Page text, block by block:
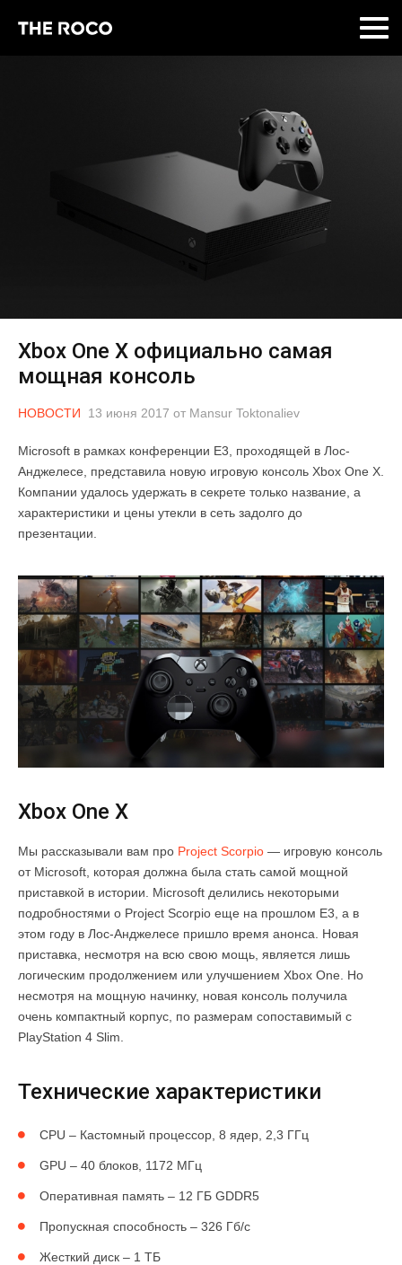
Xbox One X официально самая
мощная консоль
НОВОСТИ 13 июня 2017 от Mansur Toktonaliev
Microsoft в рамках конференции Е3, проходящей в Лос-
Анджелесе, представила новую игровую консоль Xbox One X.
Компании удалось удержать в секрете только название, а
характеристики и цены утекли в сеть задолго до
презентации.
Xbox One X
Мы рассказывали вам про Project Scorpio — игровую консоль
от Microsoft, которая должна была стать самой мощной
приставкой в истории. Microsoft делились некоторыми
подробностями о Project Scorpio еще на прошлом E3, а в
этом году в Лос-Анджелесе пришло время анонса. Новая
приставка, несмотря на всю свою мощь, является лишь
логическим продолжением или улучшением Xbox One. Но
несмотря на мощную начинку, новая консоль получила
очень компактный корпус, по размерам сопоставимый с
PlayStation 4 Slim.
Технические характеристики
CPU – Кастомный процессор, 8 ядер, 2,3 ГГц
GPU – 40 блоков, 1172 МГц
Оперативная память – 12 ГБ GDDR5
Пропускная способность – 326 Гб/с
Жесткий диск – 1 ТБ